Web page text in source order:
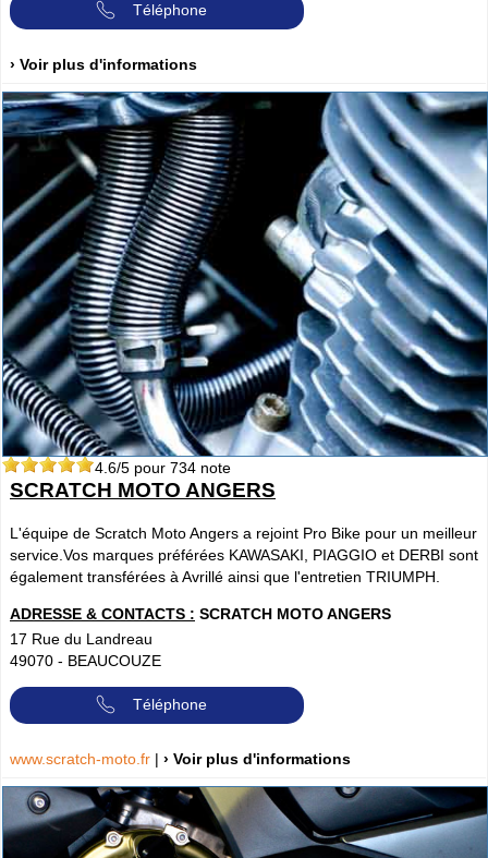
Téléphone
› Voir plus d'informations
4.6/5 pour 734 note
SCRATCH MOTO ANGERS
L'équipe de Scratch Moto Angers a rejoint Pro Bike pour un meilleur
service.Vos marques préférées KAWASAKI, PIAGGIO et DERBI sont
également transférées à Avrillé ainsi que l'entretien TRIUMPH.
ADRESSE & CONTACTS : SCRATCH MOTO ANGERS
17 Rue du Landreau
49070 - BEAUCOUZE
Téléphone
www.scratch-moto.fr | › Voir plus d'informations